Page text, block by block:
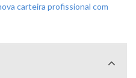
carteira profissional com